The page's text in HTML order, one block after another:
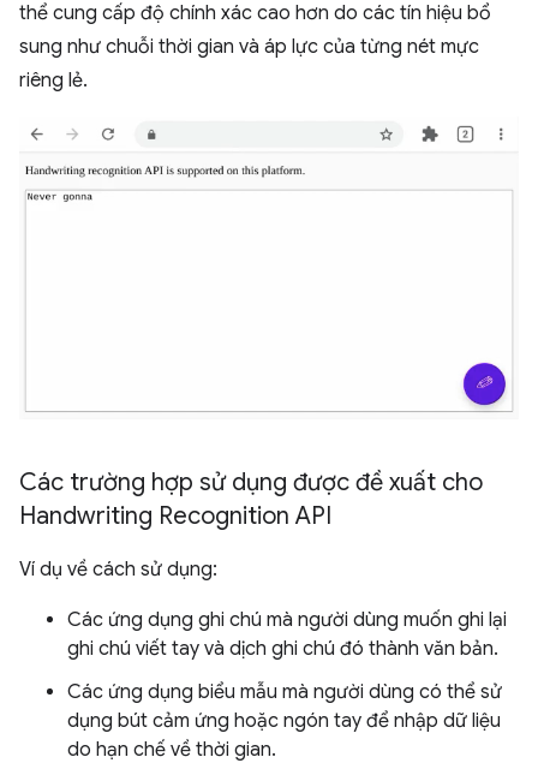
thể cung cấp độ chính xác cao hơn do các tín hiệu bổ
sung như chuỗi thời gian và áp lực của từng nét mực
riêng lẻ.
Các trường hợp sử dụng được đề xuất cho
Handwriting Recognition API
Ví dụ về cách sử dụng:
Các ứng dụng ghi chú mà người dùng muốn ghi lại
ghi chú viết tay và dịch ghi chú đó thành văn bản.
Các ứng dụng biểu mẫu mà người dùng có thể sử
dụng bút cảm ứng hoặc ngón tay để nhập dữ liệu
do hạn chế về thời gian.